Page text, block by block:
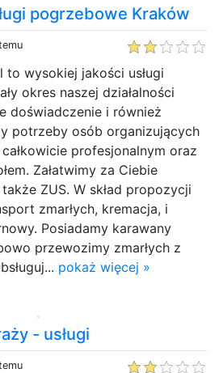
pogrzebowe Kraków
to wysokiej jakości usługi
okres naszej działalności
doświadczenie i również
potrzeby osób organizujących
profesjonalnym oraz
Załatwimy za Ciebie
ZUS. W skład propozycji
zmarłych, kremacja, i
Posiadamy karawany
przewozimy zmarłych z
pokaż więcej »
- usługi